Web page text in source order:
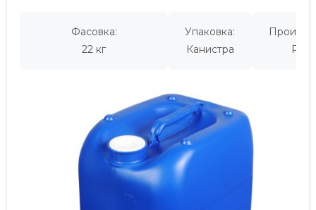
Фасовка:
22 кг
Упаковка:
Канистра